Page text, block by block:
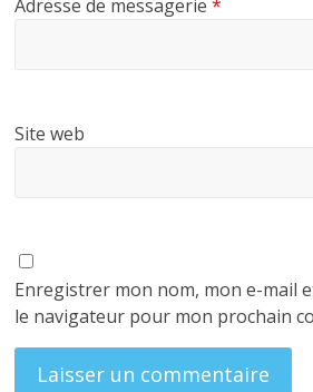
Adresse de messagerie*
Site web
Enregistrer mon nom, mon e-mail
le navigateur pour mon prochain